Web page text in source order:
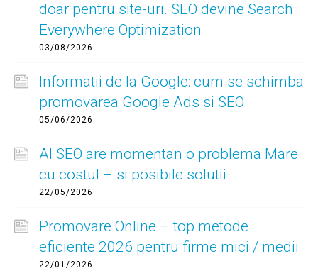
doar pentru site-uri. SEO devine Search
Everywhere Optimization
03/08/2026
Informatii de la Google: cum se schimba
promovarea Google Ads si SEO
05/06/2026
AI SEO are momentan o problema Mare
cu costul – si posibile solutii
22/05/2026
Promovare Online – top metode
eficiente 2026 pentru firme mici / medii
22/01/2026